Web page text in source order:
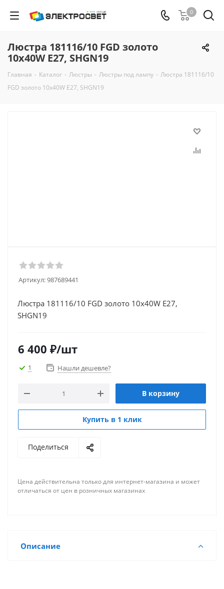
0
Люстра 181116/10 FGD золото
10х40W E27, SHGN19
Главная - Каталог - Люстры - Люстры под лампу - Люстра 181116/10
FGD золото 10х40W E27, SHGN19
Артикул:987689441
Люстра 181116/10 FGD золото 10х40W E27,
SHGN19
6 400 ₽/шт
1 Нашли дешевле?
В корзину
Купить в 1 клик
Поделиться
Цена действительна только для интернет-магазина и может
отличаться от цен в розничных магазинах
Описание